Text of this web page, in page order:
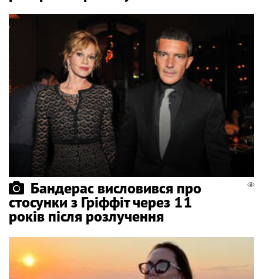
Бандерас висловився про
стосунки з Гріффіт через 11
років після розлучення